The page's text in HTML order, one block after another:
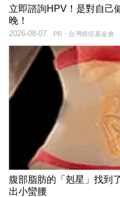
立即諮詢HPV！是對自己
晚！
PR・台灣癌症基金會
2026-08-07
腹部脂肪的「剋星」找到
出小蠻腰